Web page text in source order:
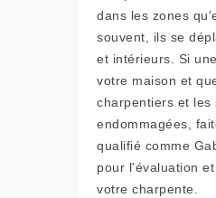
dans les zones
souvent, ils se
et intérieurs. Si
votre maison et
charpentiers et les
endommagées,
qualifié comme
pour l'évaluation
votre charpente.